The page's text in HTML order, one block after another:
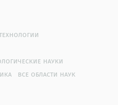
науки
все области наук